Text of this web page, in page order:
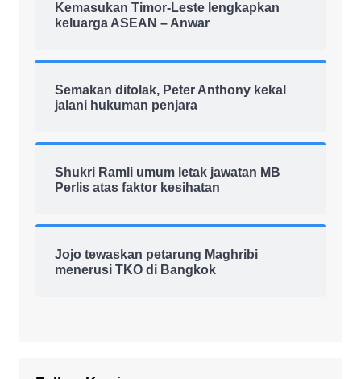
Kemasukan Timor-Leste lengkapkan
keluarga ASEAN – Anwar
Semakan ditolak, Peter Anthony kekal
jalani hukuman penjara
Shukri Ramli umum letak jawatan MB
Perlis atas faktor kesihatan
Jojo tewaskan petarung Maghribi
menerusi TKO di Bangkok